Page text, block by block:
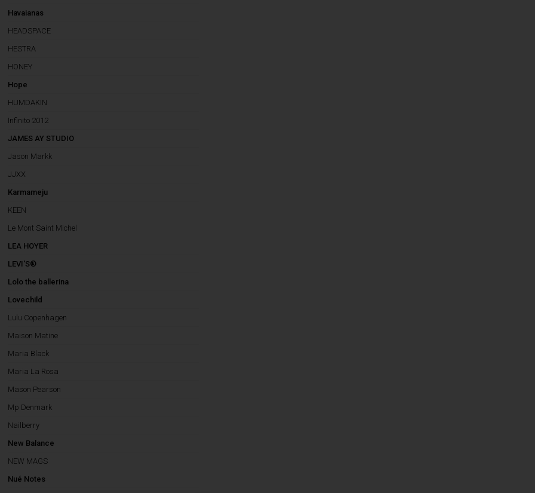
Havaianas
HEADSPACE
HESTRA
HONEY
Hope
HUMDAKIN
Infinito 2012
JAMES AY STUDIO
Jason Markk
JJXX
Karmameju
KEEN
Le Mont Saint Michel
LEA HOYER
LEVI'S®
Lolo the ballerina
Lovechild
Lulu Copenhagen
Maison Matine
Maria Black
Maria La Rosa
Mason Pearson
Mp Denmark
Nailberry
New Balance
NEW MAGS
Nué Notes